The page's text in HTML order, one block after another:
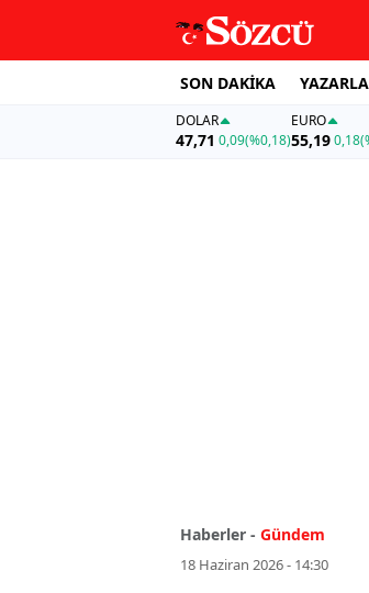
SON DAKİKA
DOLAR
47,71 0,09(%0,18)
EURO
55,19 0,18
Haberler - Gündem
18 Haziran 2026 - 14:30